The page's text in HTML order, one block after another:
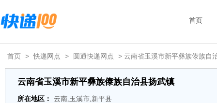
首页
首页 > 快递网点 > 圆通快递网点 > 云南省玉溪市新平彝族傣族自
云南省玉溪市新平彝族傣族自治县扬武镇
所在地区： 云南,玉溪市,新平县